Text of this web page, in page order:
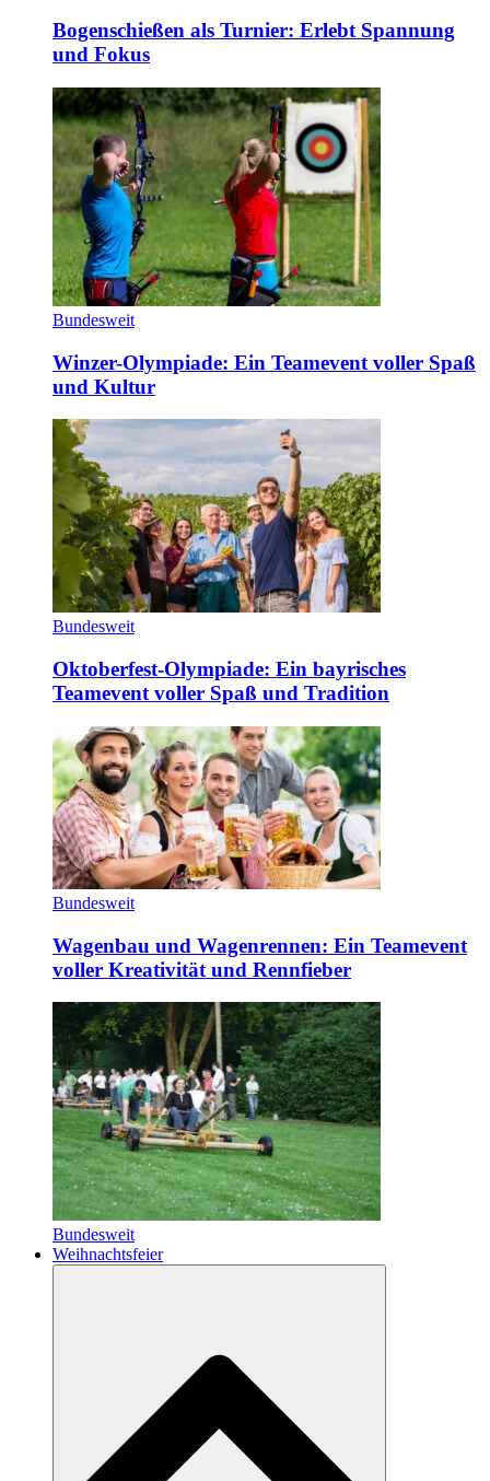
Bogenschießen als Turnier: Erlebt Spannung
und Fokus
Bundesweit
Winzer-Olympiade: Ein Teamevent voller Spaß
und Kultur
Bundesweit
Oktoberfest-Olympiade: Ein bayrisches
Teamevent voller Spaß und Tradition
Bundesweit
Wagenbau und Wagenrennen: Ein Teamevent
voller Kreativität und Rennfieber
Bundesweit
Weihnachtsfeier